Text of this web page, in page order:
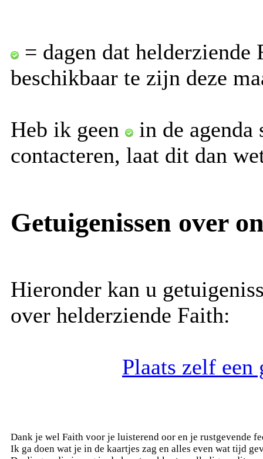
= dagen dat helderziende
beschikbaar te zijn deze
Heb ik geen
in de agenda
contacteren, laat dit dan
Getuigenissen over
Hieronder kan u
over helderziende Faith:
Plaats zelf
Dank je wel Faith voor je luisterend oor en je rustgevende
Ik ga doen wat je in de kaartjes zag en alles even wat tijd